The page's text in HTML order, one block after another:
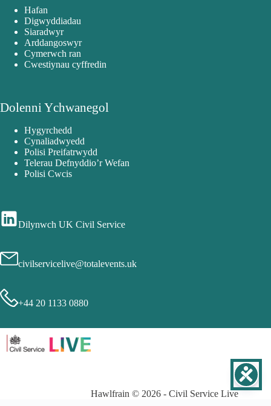
Hafan
Digwyddiadau
Siaradwyr
Arddangoswyr
Cymerwch ran
Cwestiynau cyffredin
Dolenni Ychwanegol
Hygyrchedd
Cynaliadwyedd
Polisi Preifatrwydd
Telerau Defnyddio’r Wefan
Polisi Cwcis
Dilynwch UK Civil Service
civilservicelive@totalevents.uk
+44 20 1133 0880
Hawlfrain © 2026 - Civil Service Live